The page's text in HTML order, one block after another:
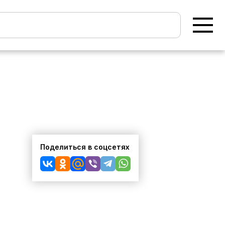
Поделиться в соцсетях